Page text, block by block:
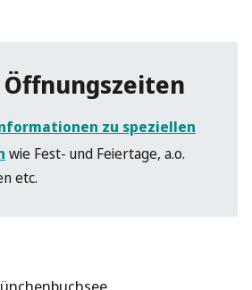
zu speziellen
wie Fest- und Feiertage, a.o.
etc.